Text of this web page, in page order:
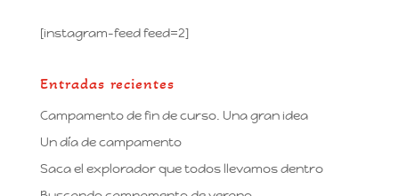
[instagram-feed feed=2]
Entradas recientes
Campamento de fin de curso. Una gran idea
Un día de campamento
Saca el explorador que todos llevamos dentro